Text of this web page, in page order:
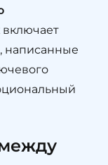
включает
написанные